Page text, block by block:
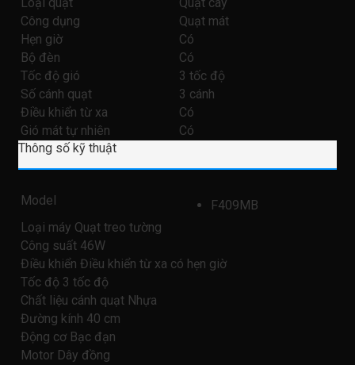
Công dụng
Quạt mát
Hẹn giờ
Có
Bộ đèn
Có
Tốc độ gió
3 tốc độ
Số cánh quạt
3 cánh
Điều khiển từ xa
Có
Gió mát tự nhiên
Có
Thông số kỹ thuật
Model
F409MB
Loại máy Quạt treo tường
Công suất 46W
Điều khiển Điều khiển từ xa có hẹn giờ
Tốc độ 3 tốc độ
Chất liệu cánh quạt Nhựa
Đường kính 40 cm
Động cơ Bạc đạn
Motor Dây đồng